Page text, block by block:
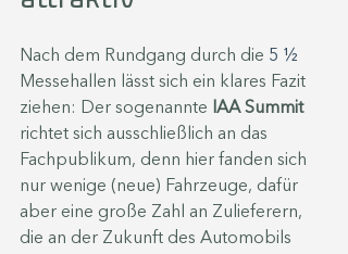
Nach dem Rundgang durch die 5 ½
Messehallen lässt sich ein klares Fazit
ziehen: Der sogenannte IAA Summit
richtet sich ausschließlich an das
Fachpublikum, denn hier fanden sich
nur wenige (neue) Fahrzeuge, dafür
aber eine große Zahl an Zulieferern,
die an der Zukunft des Automobils